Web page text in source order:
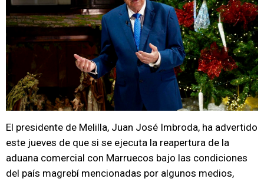
El presidente de Melilla, Juan José Imbroda, ha advertido
este jueves de que si se ejecuta la reapertura de la
aduana comercial con Marruecos bajo las condiciones
del país magrebí mencionadas por algunos medios,